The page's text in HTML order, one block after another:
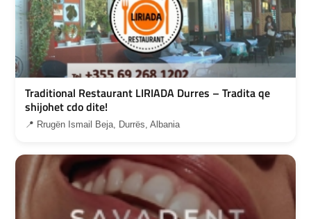
Traditional Restaurant LIRIADA Durres – Tradita qe
shijohet cdo dite!
📍 Rrugën Ismail Beja, Durrës, Albania